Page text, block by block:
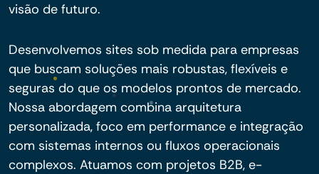
visão de futuro.
Desenvolvemos sites sob medida para empresas
que buscam soluções mais robustas, flexíveis e
seguras do que os modelos prontos de mercado.
Nossa abordagem combina arquitetura
personalizada, foco em performance e integração
com sistemas internos ou fluxos operacionais
complexos. Atuamos com projetos B2B, e-